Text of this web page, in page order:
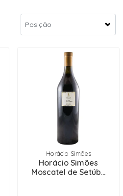
Horácio Simões
Horácio Simões
Moscatel de Setúb...